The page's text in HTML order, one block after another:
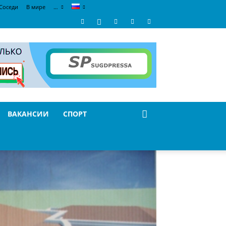
В мире …
ВАКАНСИИ СПОРТ